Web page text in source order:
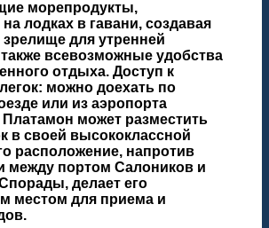
морепродукты,
лодках в гавани, создавая
зрелище для утренней
также всевозможные удобства
отдыха. Доступ к
можно доехать по
или из аэропорта
может разместить
в своей высококлассной
расположение, напротив
между портом Салоников и
делает его
местом для приема и